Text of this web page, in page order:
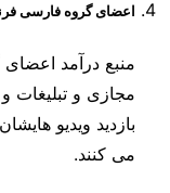
اعضای گروه فارسی
منبع درآمد
مجازی و تبلیغات
بازدید ویدیو
می کنند.